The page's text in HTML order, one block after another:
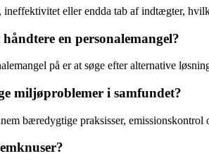
eller endda tab af indtægter,
en personalemangel?
på er at søge efter alternative
miljøproblemer i samfundet?
bæredygtige praksisser, emissionskontrol